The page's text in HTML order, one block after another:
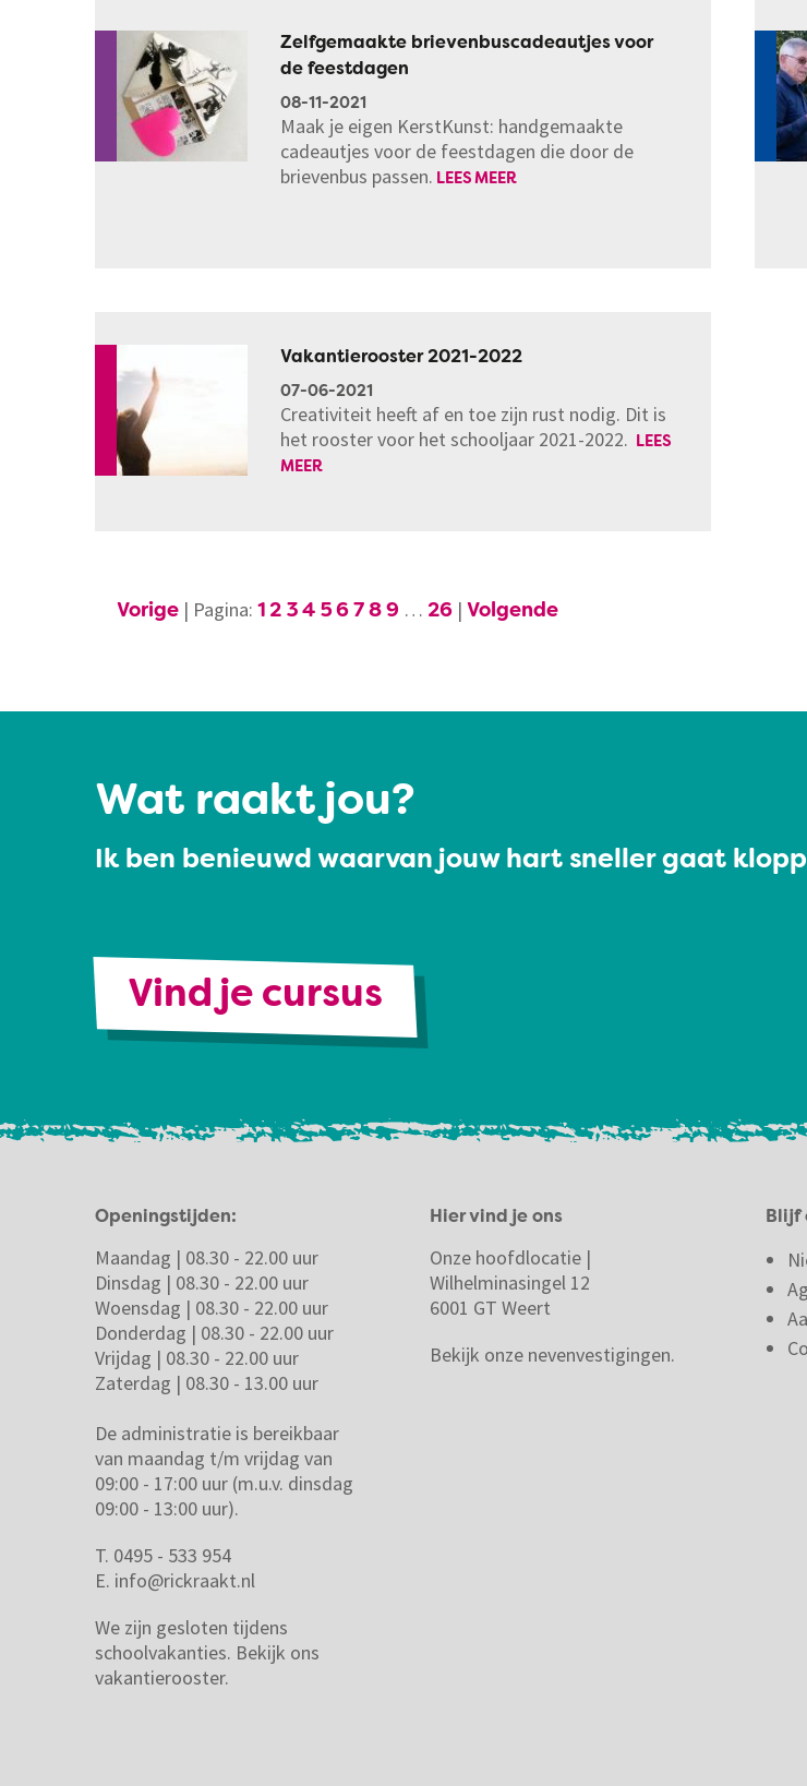
Zelfgemaakte brievenbuscadeautjes voor
de feestdagen
08-11-2021
Maak je eigen KerstKunst: handgemaakte
cadeautjes voor de feestdagen die door de
brievenbus passen. LEES MEER
Vakantierooster 2021-2022
07-06-2021
Creativiteit heeft af en toe zijn rust nodig. Dit is
het rooster voor het schooljaar 2021-2022.
LEES
MEER
Vorige Pagina: 1 2 3 4 5 6 7 8 9 26 Volgende
Wat raakt jou?
Ik ben benieuwd waarvan jouw hart sneller gaat
Vind je cursus
Openingstijden:
Maandag | 08.30 - 22.00 uur
Dinsdag | 08.30 - 22.00 uur
Woensdag | 08.30 - 22.00 uur
Donderdag | 08.30 - 22.00 uur
Vrijdag | 08.30 - 22.00 uur
Zaterdag | 08.30 - 13.00 uur
De administratie is bereikbaar
van maandag t/m vrijdag van
09:00 - 17:00 uur (m.u.v. dinsdag
09:00 - 13:00 uur).
T. 0495 - 533 954
E. info@rickraakt.nl
We zijn gesloten tijdens
schoolvakanties. Bekijk ons
vakantierooster.
Hier vind je ons
Onze hoofdlocatie |
Wilhelminasingel 12
6001 GT Weert
Bekijk onze nevenvestigingen.
Blijf